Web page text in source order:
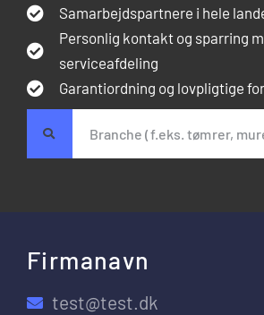
Samarbejdspartnere i hele
Personlig kontakt og sparring
serviceafdeling
Garantiordning og lovpligtige
Firmanavn
test@test.dk